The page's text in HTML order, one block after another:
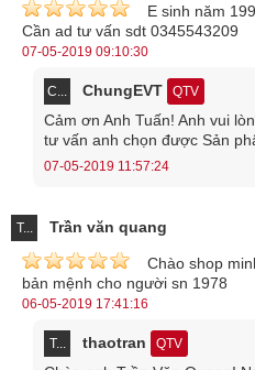
So với mẫu sản phẩm trên đây,
có phần cầu kỳ hơn. Sản phẩm
là vòng tròn đính đá sáng loáng
xác, nêu bật giá trị của sản phẩm.
Mặt dây chuyền đá thạch
E sinh năm
Cần ad tư vấn sdt 0345543209
07-05-2019 09:10:30
C... ChungEVT QTV
Cảm ơn Anh Tuấn! Anh vui
tư vấn anh chọn được Sản
07-05-2019 11:57:24
T... Trần văn quang
Chào shop
bản mệnh cho người sn 1978
06-05-2019 17:41:16
T... thaotran QTV